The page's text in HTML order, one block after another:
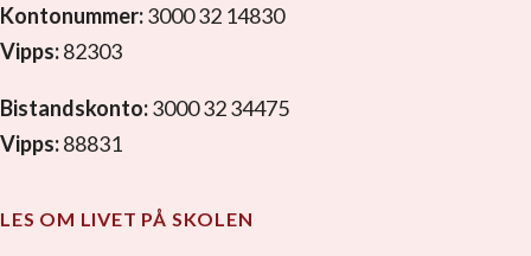
Kontonummer:3000 32 14830
Vipps:82303
Bistandskonto:3000 32 34475
Vipps:88831
LES OM LIVET PÅ SKOLEN